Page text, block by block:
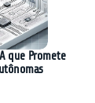
que Promete